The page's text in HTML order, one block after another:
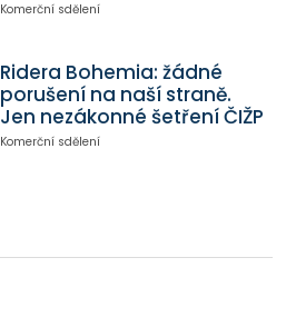
Komerční sdělení
Ridera Bohemia: žádné
porušení na naší straně.
Jen nezákonné šetření ČIŽP
Komerční sdělení